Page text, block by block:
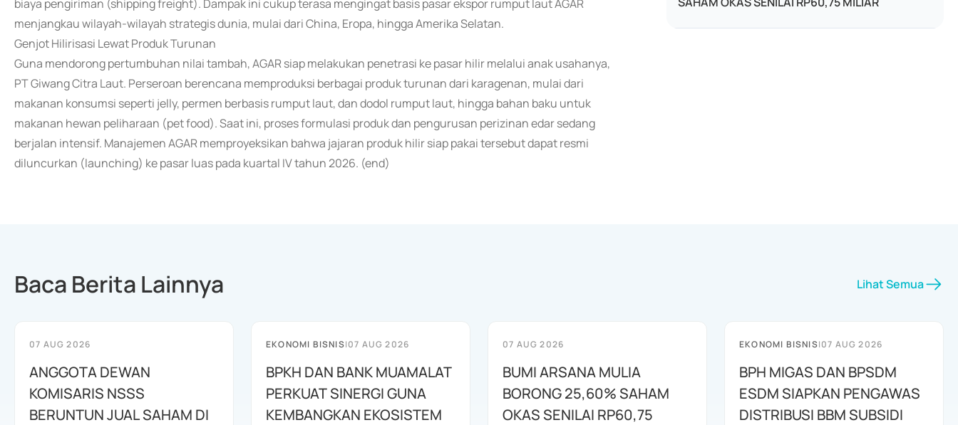
biaya pengiriman (shipping freight). Dampak ini cukup terasa mengingat basis pasar ekspor rumput laut AGAR
menjangkau wilayah-wilayah strategis dunia, mulai dari China, Eropa, hingga Amerika Selatan.
Genjot Hilirisasi Lewat Produk Turunan
Guna mendorong pertumbuhan nilai tambah, AGAR siap melakukan penetrasi ke pasar hilir melalui anak usahanya,
PT Giwang Citra Laut. Perseroan berencana memproduksi berbagai produk turunan dari karagenan, mulai dari
makanan konsumsi seperti jelly, permen berbasis rumput laut, dan dodol rumput laut, hingga bahan baku untuk
makanan hewan peliharaan (pet food). Saat ini, proses formulasi produk dan pengurusan perizinan edar sedang
berjalan intensif. Manajemen AGAR memproyeksikan bahwa jajaran produk hilir siap pakai tersebut dapat resmi
diluncurkan (launching) ke pasar luas pada kuartal IV tahun 2026. (end)
Baca Berita Lainnya Lihat Semua
07 AUG 2026
ANGGOTA DEWAN
KOMISARIS NSSS
BERUNTUN JUAL SAHAM DI
EKONOMI BISNIS|07 AUG 2026
BPKH DAN BANK MUAMALAT
PERKUAT SINERGI GUNA
KEMBANGKAN EKOSISTEM
07 AUG 2026
BUMI ARSANA MULIA
BORONG 25,60% SAHAM
OKAS SENILAI RP60,75
EKONOMI BISNIS|07 AUG 2026
BPH MIGAS DAN BPSDM
ESDM SIAPKAN PENGAWAS
DISTRIBUSI BBM SUBSIDI